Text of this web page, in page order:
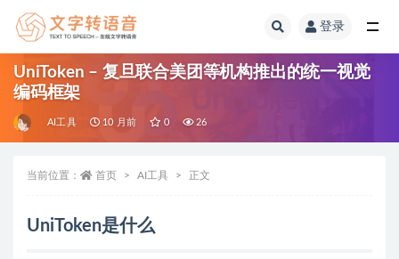
登录
UniToken – 复旦联合美团等机构推出的统一视觉
编码框架
AI工具 10 月前 0 26
当前位置： 首页 AI工具 正文
UniToken是什么